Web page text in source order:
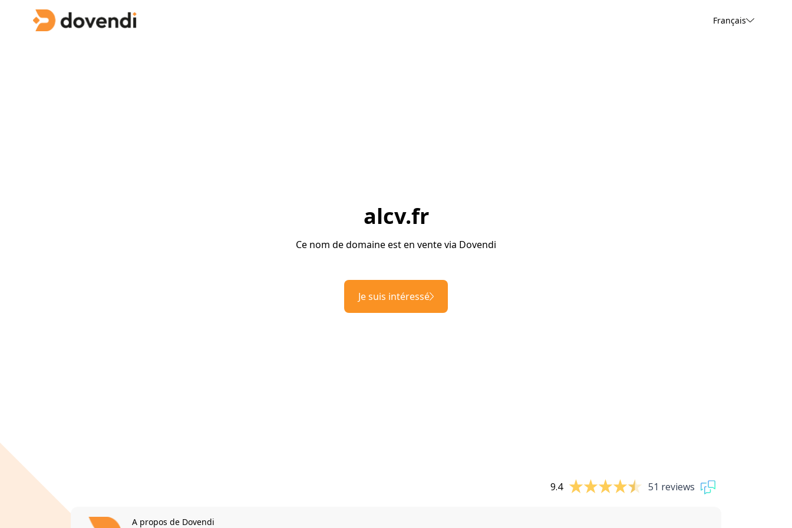
Français
alcv.fr
Ce nom de domaine est en vente via Dovendi
Je suis intéressé
9.4 51 reviews
A propos de Dovendi